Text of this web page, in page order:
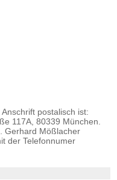
postalisch ist:
117A, 80339 München.
Gerhard Mößlacher
der Telefonnumer